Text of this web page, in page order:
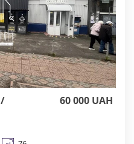
розв'язка. Агентство
з нами, ви
від реальних
Підтримка на всіх
що ви залишитеся
АН Квартали 50% за
оренди.
60 000 UAH